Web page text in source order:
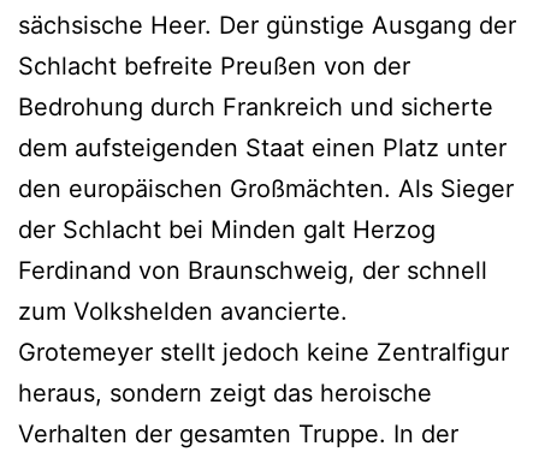
sächsische Heer. Der günstige Ausgang der
Schlacht befreite Preußen von der
Bedrohung durch Frankreich und sicherte
dem aufsteigenden Staat einen Platz unter
den europäischen Großmächten. Als Sieger
der Schlacht bei Minden galt Herzog
Ferdinand von Braunschweig, der schnell
zum Volkshelden avancierte.
Grotemeyer stellt jedoch keine Zentralfigur
heraus, sondern zeigt das heroische
Verhalten der gesamten Truppe. In der